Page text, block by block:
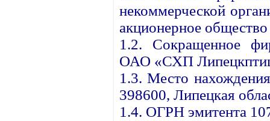
некоммерческой
акционерное
1.2. Сокращенное
ОАО «СХП
1.3. Место
398600, Липецкая
1.4. ОГРН эмитента